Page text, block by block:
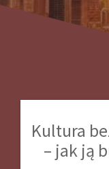
Kultura
– jak ją